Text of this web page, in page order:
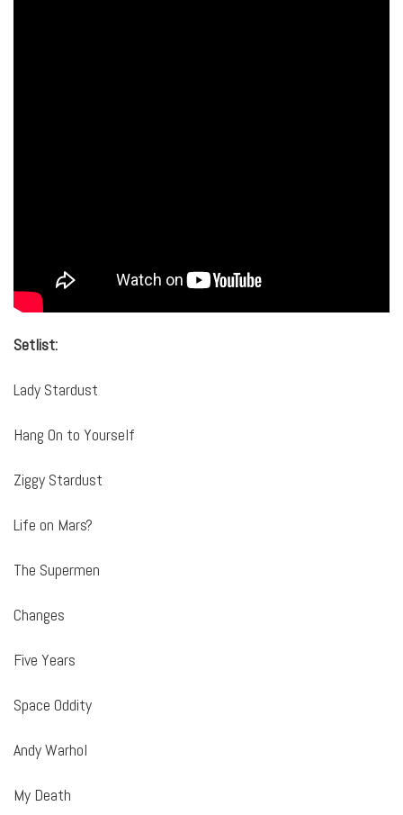
Setlist:
Lady Stardust
Hang On to Yourself
Ziggy Stardust
Life on Mars?
The Supermen
Changes
Five Years
Space Oddity
Andy Warhol
My Death